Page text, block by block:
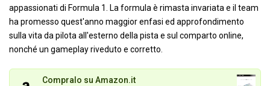
appassionati di Formula 1. La formula è rimasta invariata e il team
ha promesso quest'anno maggior enfasi ed approfondimento
sulla vita da pilota all'esterno della pista e sul comparto online,
nonché un gameplay riveduto e corretto.
Compralo su Amazon.it